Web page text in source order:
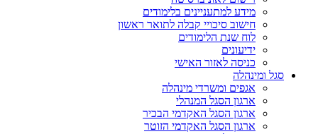
מידע למתעניינים בלימודים
חישוב סיכויי קבלה לתואר ראשון
לוח שנת הלימודים
ידיעונים
כניסה לאזור האישי
סגל ומינהלה
אגפים ומשרדי מינהלה
ארגון הסגל המנהלי
ארגון הסגל האקדמי הבכיר
ארגון הסגל האקדמי הזוטר